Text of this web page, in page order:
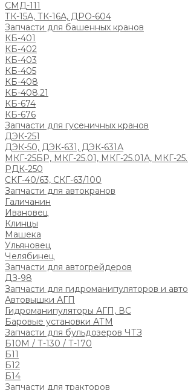
СМД-111
ТК-15А, ТК-16А, ДРО-604
Запчасти для башенных кранов
КБ-401
КБ-402
КБ-403
КБ-405
КБ-408
КБ-408.21
КБ-674
КБ-676
Запчасти для гусеничных кранов
ДЭК-251
ДЭК-50, ДЭК-631, ДЭК-631А
МКГ-25БР, МКГ-25.01, МКГ-25.01А, МКГ-
РДК-250
СКГ-40/63, СКГ-63/100
Запчасти для автокранов
Галичанин
Ивановец
Клинцы
Машека
Ульяновец
Челябинец
Запчасти для автогрейдеров
ДЗ-98
Запчасти для гидроманипуляторов и
Автовышки АГП
Гидроманипуляторы АГП, ВС
Баровые установки АТМ
Запчасти для бульдозеров ЧТЗ
Б10М / Т-130 / Т-170
Б11
Б12
Б14
Запчасти для тракторов